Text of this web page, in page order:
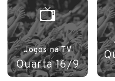
Jogos na TV
Quarta 16/9